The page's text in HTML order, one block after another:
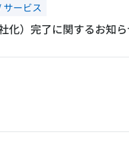
サービス
化）完了に関するお知ら